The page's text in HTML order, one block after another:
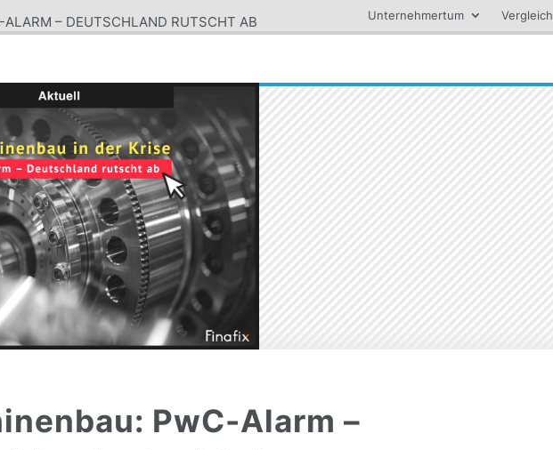
– DEUTSCHLAND RUTSCHT AB Unternehmertum Vergleich
PwC-Alarm –